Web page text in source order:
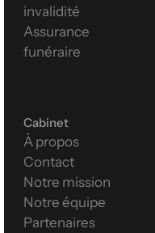
invalidité
Assurance
funéraire
Cabinet
À propos
Contact
Notre mission
Notre équipe
Partenaires